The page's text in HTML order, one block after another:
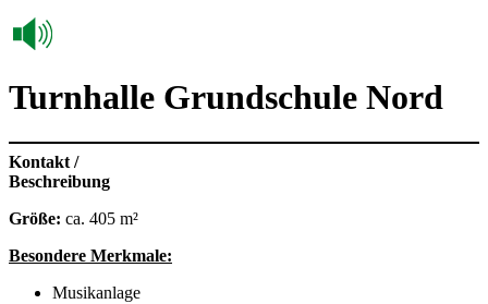
Turnhalle Grundschule Nord
Kontakt /
Beschreibung
Größe: ca. 405 m²
Besondere Merkmale:
Musikanlage